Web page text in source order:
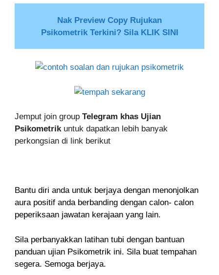
Nak Preview Copy Rujukan
Psikometrik Terkini? Sila KLIK SINI
Jemput join group Telegram khas Ujian
Psikometrikuntuk dapatkan lebih banyak
perkongsian di link berikut
Bantu diri anda untuk berjaya dengan menonjolkan
aura positif anda berbanding dengan calon- calon
peperiksaan jawatan kerajaan yang lain.
Sila perbanyakkan latihan tubi dengan bantuan
panduan ujian Psikometrik ini. Sila buat tempahan
segera. Semoga berjaya.